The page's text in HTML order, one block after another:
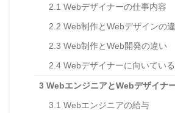
2.1 Webデザイナーの仕事内容
2.2 Web制作とWebデザインの
2.3 Web制作とWeb開発の違い
2.4 Webデザイナーに向いている
3 WebエンジニアとWebデザイナ
3.1 Webエンジニアの給与